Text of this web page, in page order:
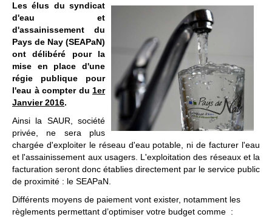
Les élus du syndicat
d'eau et
d'assainissement du
Pays de Nay (SEAPaN)
ont délibéré pour la
mise en place d'une
régie publique pour
l'eau à compter du 1er
Janvier 2016.
Ainsi la SAUR, société
privée, ne sera plus
chargée d'exploiter le réseau d'eau potable, ni de facturer l'eau
et l'assainissement aux usagers. L'exploitation des réseaux et la
facturation seront donc établies directement par le service public
de proximité : le SEAPaN.
Différents moyens de paiement vont exister, notamment les
règlements permettant d’optimiser votre budget comme :